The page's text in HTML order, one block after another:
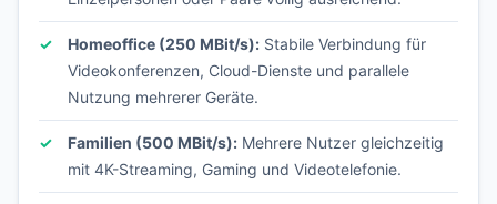
Homeoffice (250 MBit/s): Stabile Verbindung für
Videokonferenzen, Cloud-Dienste und parallele
Nutzung mehrerer Geräte.
Familien (500 MBit/s): Mehrere Nutzer gleichzeitig
mit 4K-Streaming, Gaming und Videotelefonie.